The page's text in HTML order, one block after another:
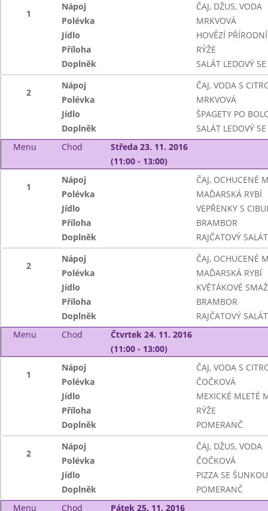
1
Nápoj
ČAJ, DŽUS, VODA
Polévka
MRKVOVÁ
Jídlo
HOVĚZÍ
Příloha
RÝŽE
Doplněk
SALÁT LEDOVÝ
2
Nápoj
ČAJ, VODA S
Polévka
MRKVOVÁ
Jídlo
ŠPAGETY PO
Doplněk
SALÁT LEDOVÝ
Menu
Chod
Středa 23. 11. 2016
(11:00 - 13:00)
1
Nápoj
ČAJ, OCHUCENÉ
Polévka
MAĎARSKÁ RYBÍ
Jídlo
VEPŘENKY S
Příloha
BRAMBOR
Doplněk
RAJČATOVÝ
2
Nápoj
ČAJ, OCHUCENÉ
Polévka
MAĎARSKÁ RYBÍ
Jídlo
KVĚTÁKOVÉ
Příloha
BRAMBOR
Doplněk
RAJČATOVÝ
Menu
Chod
Čtvrtek 24. 11. 2016
(11:00 - 13:00)
1
Nápoj
ČAJ, VODA S
Polévka
ČOČKOVÁ
Jídlo
MEXICKÉ MLETÉ
Příloha
RÝŽE
Doplněk
POMERANČ
2
Nápoj
ČAJ, DŽUS, VODA
Polévka
ČOČKOVÁ
Jídlo
PIZZA SE
Doplněk
POMERANČ
Menu
Chod
Pátek 25. 11. 2016